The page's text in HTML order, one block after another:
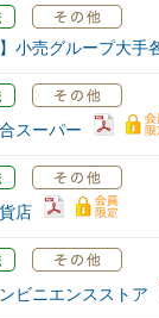
】小売グループ大
スーパー
店
ビニエンスストア